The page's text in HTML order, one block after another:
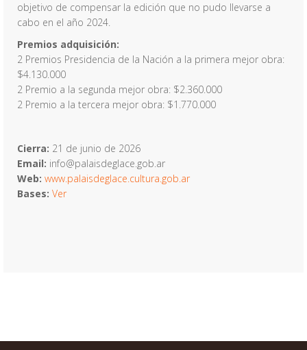
objetivo de compensar la edición que no pudo llevarse a
cabo en el año 2024.
Premios adquisición:
2 Premios Presidencia de la Nación a la primera mejor obra:
$4.130.000
2 Premio a la segunda mejor obra: $2.360.000
2 Premio a la tercera mejor obra: $1.770.000
Cierra: 21 de junio de 2026
Email: info@palaisdeglace.gob.ar
Web: www.palaisdeglace.cultura.gob.ar
Bases: Ver